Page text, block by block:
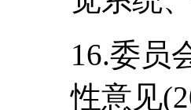
16.委员
性意见